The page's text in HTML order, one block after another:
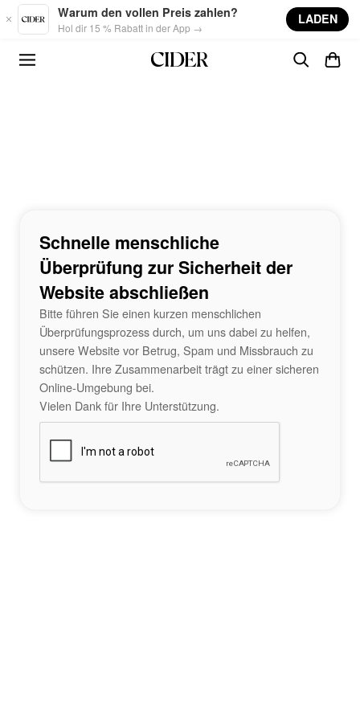
Skip to main content
Warum den vollen Preis zahlen?
Hol dir 15 % Rabatt in der App →
LADEN
Schnelle menschliche
Überprüfung zur Sicherheit der
Website abschließen
Bitte führen Sie einen kurzen menschlichen
Überprüfungsprozess durch, um uns dabei zu helfen,
unsere Website vor Betrug, Spam und Missbrauch zu
schützen. Ihre Zusammenarbeit trägt zu einer sicheren
Online-Umgebung bei.
Vielen Dank für Ihre Unterstützung.